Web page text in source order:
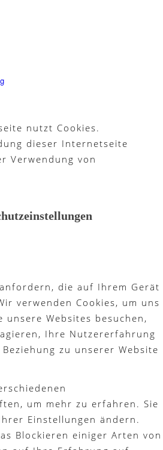
nutzt Cookies.
dieser Internetseite
Verwendung von
die auf Ihrem Gerät
verwenden Cookies, um uns
unsere Websites besuchen,
Ihre Nutzererfahrung
zu unserer Website
um mehr zu erfahren. Sie
Einstellungen ändern.
Blockieren einiger Arten von